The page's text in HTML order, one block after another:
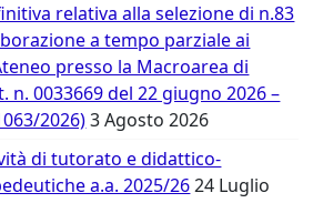
relativa alla selezione di n.83
a tempo parziale ai
presso la Macroarea di
n. 0033669 del 22 giugno 2026 –
2026) 3 Agosto 2026
di tutorato e didattico-
a.a. 2025/26 24 Luglio